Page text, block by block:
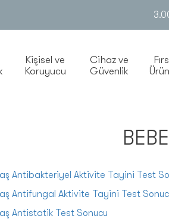
Kişisel ve
Koruyucu
Cihaz ve
Güvenlik
Antibakteriyel Aktivite Tayini Test
Antifungal Aktivite Tayini Test
Antistatik Test Sonucu